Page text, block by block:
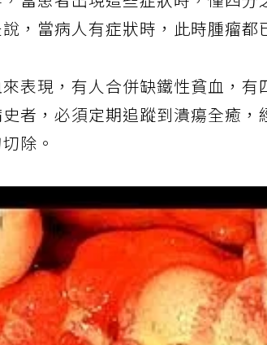
當患者出現這些症狀時，僅四分
，當病人有症狀時，此時腫瘤都
表現，有人合併缺鐵性貧血，有
者，必須定期追蹤到潰瘍全癒，
除。